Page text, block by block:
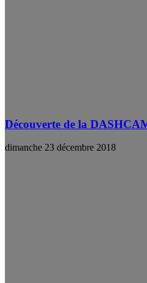
Découverte de la
dimanche 23 décembre 2018